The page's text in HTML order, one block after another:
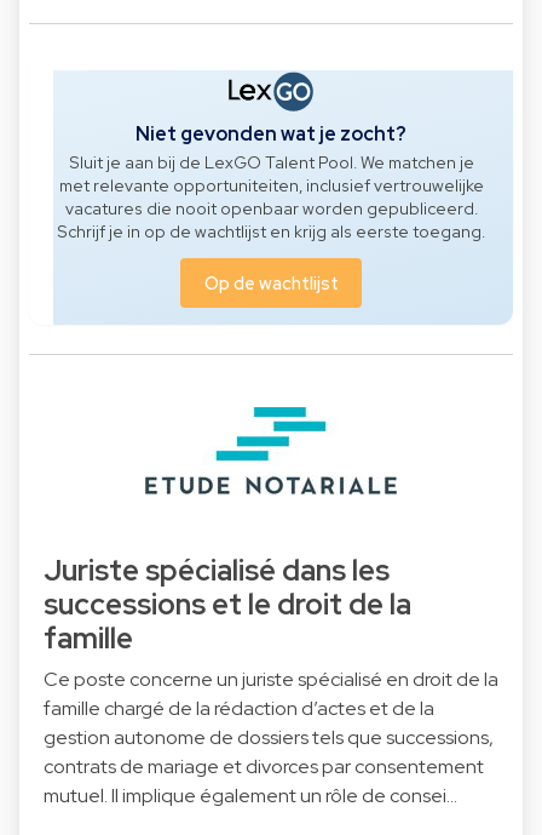
Niet gevonden wat je zocht?
Sluit je aan bij de LexGO Talent Pool. We matchen je
met relevante opportuniteiten, inclusief vertrouwelijke
vacatures die nooit openbaar worden gepubliceerd.
Schrijf je in op de wachtlijst en krijg als eerste toegang.
Op de wachtlijst
Juriste spécialisé dans les
successions et le droit de la
famille
Ce poste concerne un juriste spécialisé en droit de la
famille chargé de la rédaction d’actes et de la
gestion autonome de dossiers tels que successions,
contrats de mariage et divorces par consentement
mutuel. Il implique également un rôle de consei…